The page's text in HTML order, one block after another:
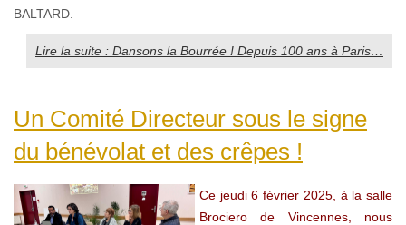
BALTARD.
Lire la suite : Dansons la Bourrée ! Depuis 100 ans à Paris…
Un Comité Directeur sous le signe
du bénévolat et des crêpes !
Ce jeudi 6 février 2025, à la salle
Brociero de Vincennes, nous